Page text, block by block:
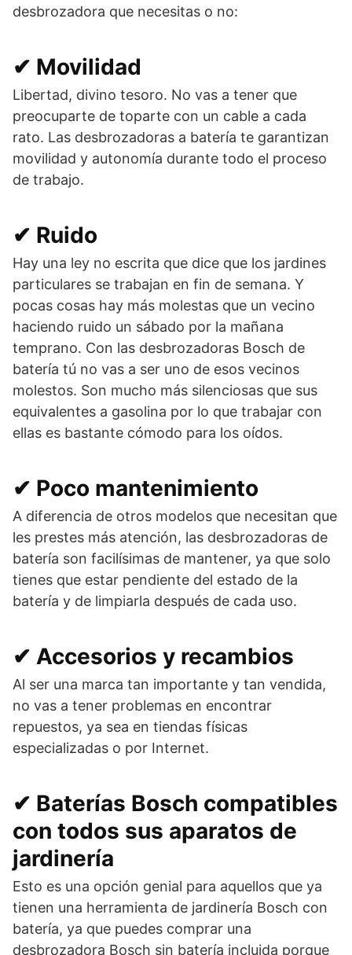
desbrozadora que necesitas o no:
✔ Movilidad
Libertad, divino tesoro. No vas a tener que
preocuparte de toparte con un cable a cada
rato. Las desbrozadoras a batería te garantizan
movilidad y autonomía durante todo el proceso
de trabajo.
✔ Ruido
Hay una ley no escrita que dice que los jardines
particulares se trabajan en fin de semana. Y
pocas cosas hay más molestas que un vecino
haciendo ruido un sábado por la mañana
temprano. Con las desbrozadoras Bosch de
batería tú no vas a ser uno de esos vecinos
molestos. Son mucho más silenciosas que sus
equivalentes a gasolina por lo que trabajar con
ellas es bastante cómodo para los oídos.
✔ Poco mantenimiento
A diferencia de otros modelos que necesitan que
les prestes más atención, las desbrozadoras de
batería son facilísimas de mantener, ya que solo
tienes que estar pendiente del estado de la
batería y de limpiarla después de cada uso.
✔ Accesorios y recambios
Al ser una marca tan importante y tan vendida,
no vas a tener problemas en encontrar
repuestos, ya sea en tiendas físicas
especializadas o por Internet.
✔ Baterías Bosch compatibles
con todos sus aparatos de
jardinería
Esto es una opción genial para aquellos que ya
tienen una herramienta de jardinería Bosch con
batería, ya que puedes comprar una
desbrozadora Bosch sin batería incluida porque